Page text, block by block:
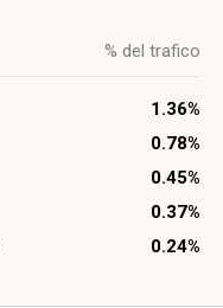
% del trafico
1.36%
0.78%
0.45%
0.37%
0.24%